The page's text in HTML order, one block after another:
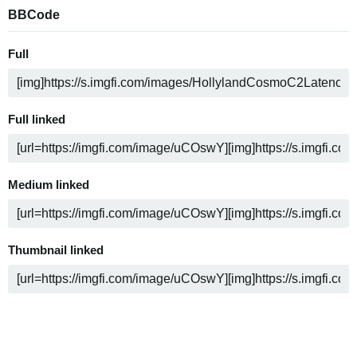
BBCode
Full
Full linked
Medium linked
Thumbnail linked